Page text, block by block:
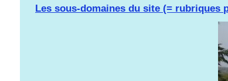
Les sous-domaines du site (= rubriques